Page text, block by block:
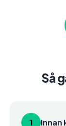
Så
1 Innan